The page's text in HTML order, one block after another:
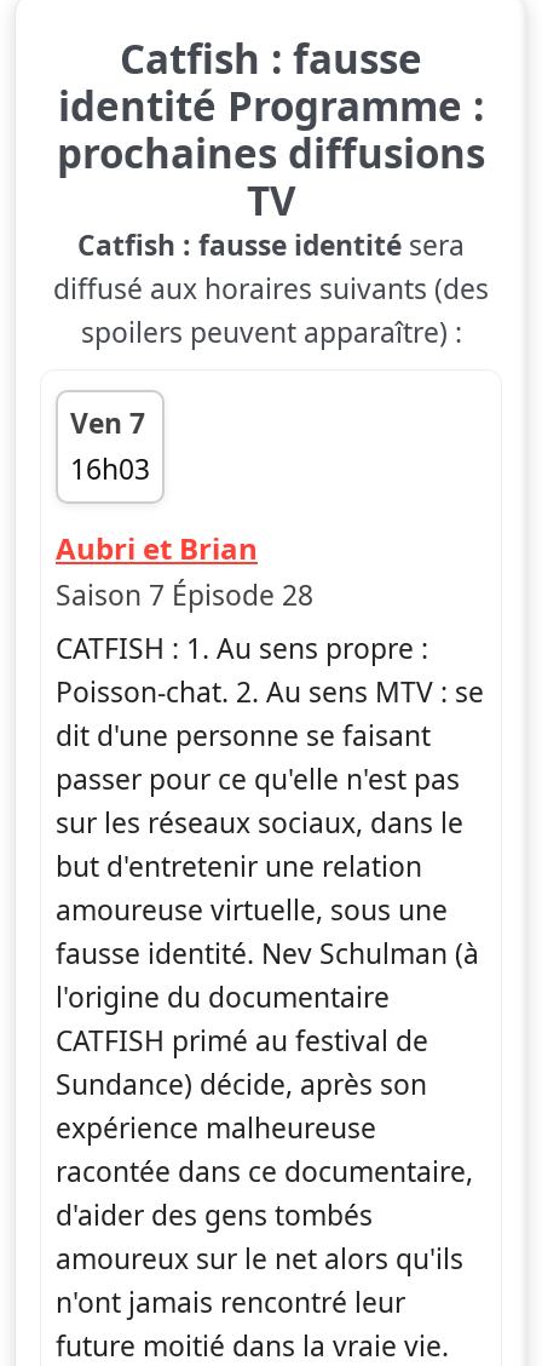
Catfish : fausse
identité Programme :
prochaines diffusions
TV
Catfish : fausse identité sera
diffusé aux horaires suivants (des
spoilers peuvent apparaître) :
Ven 7
16h03
fin 16h45
Aubri et Brian
Saison 7 Épisode 28
CATFISH : 1. Au sens propre :
Poisson-chat. 2. Au sens MTV : se
dit d'une personne se faisant
passer pour ce qu'elle n'est pas
sur les réseaux sociaux, dans le
but d'entretenir une relation
amoureuse virtuelle, sous une
fausse identité. Nev Schulman (à
l'origine du documentaire
CATFISH primé au festival de
Sundance) décide, après son
expérience malheureuse
racontée dans ce documentaire,
d'aider des gens tombés
amoureux sur le net alors qu'ils
n'ont jamais rencontré leur
future moitié dans la vraie vie.